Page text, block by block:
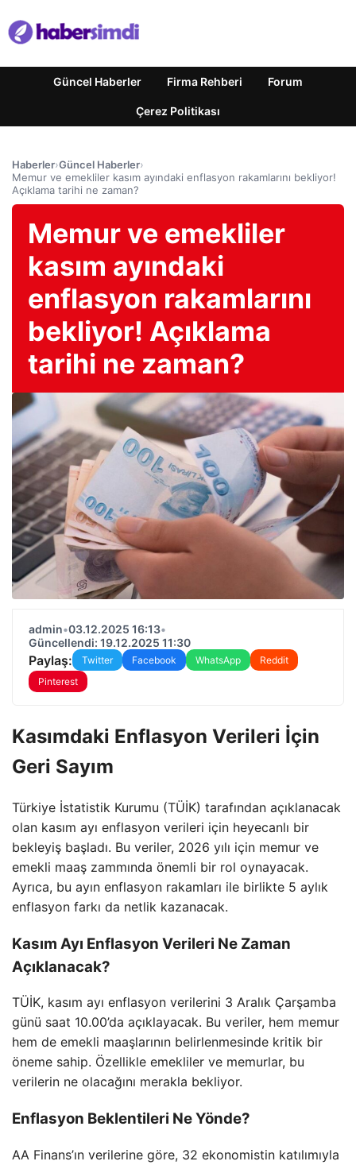
Güncel Haberler Firma Rehberi Forum
Çerez Politikası
Haberler›Güncel Haberler›
Memur ve emekliler kasım ayındaki enflasyon rakamlarını bekliyor!
Açıklama tarihi ne zaman?
Memur ve emekliler
kasım ayındaki
enflasyon rakamlarını
bekliyor! Açıklama
tarihi ne zaman?
admin•03.12.2025 16:13•
Güncellendi: 19.12.2025 11:30
Paylaş: Twitter Facebook WhatsApp
Reddit
Pinterest
Kasımdaki Enflasyon Verileri İçin
Geri Sayım
Türkiye İstatistik Kurumu (TÜİK) tarafından açıklanacak
olan kasım ayı enflasyon verileri için heyecanlı bir
bekleyiş başladı. Bu veriler, 2026 yılı için memur ve
emekli maaş zammında önemli bir rol oynayacak.
Ayrıca, bu ayın enflasyon rakamları ile birlikte 5 aylık
enflasyon farkı da netlik kazanacak.
Kasım Ayı Enflasyon Verileri Ne Zaman
Açıklanacak?
TÜİK, kasım ayı enflasyon verilerini 3 Aralık Çarşamba
günü saat 10.00’da açıklayacak. Bu veriler, hem memur
hem de emekli maaşlarının belirlenmesinde kritik bir
öneme sahip. Özellikle emekliler ve memurlar, bu
verilerin ne olacağını merakla bekliyor.
Enflasyon Beklentileri Ne Yönde?
AA Finans’ın verilerine göre, 32 ekonomistin katılımıyla